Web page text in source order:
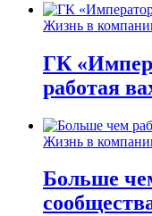
Жизнь в
ГК
работая
Жизнь в
Больше